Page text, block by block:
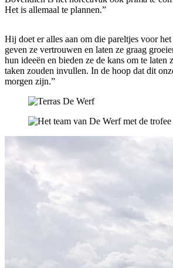
Het is allemaal te plannen.”
Hij doet er alles aan om die pareltjes voor
geven ze vertrouwen en laten ze graag
hun ideeën en bieden ze de kans om te laten
taken zouden invullen. In de hoop dat dit
morgen zijn.”